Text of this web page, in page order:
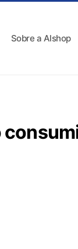
Sobre a Alshop